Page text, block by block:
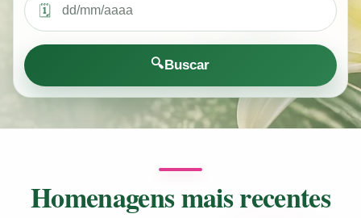
🗓️
🔍Buscar
Homenagens mais recentes